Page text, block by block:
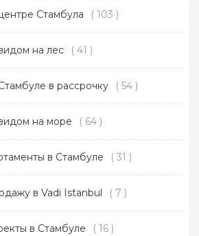
Стамбула ( 103 )
на лес ( 41 )
в рассрочку ( 54 )
на море ( 64 )
в Стамбуле ( 31 )
в Vadi Istanbul ( 7 )
в Стамбуле ( 16 )